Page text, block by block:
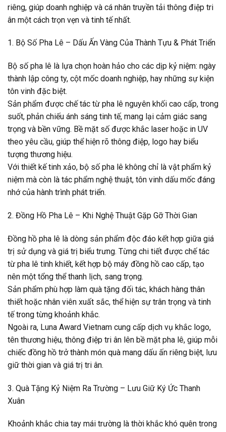
riêng, giúp doanh nghiệp và cá nhân truyền tải thông điệp tri
ân một cách trọn vẹn và tinh tế nhất.
1. Bộ Số Pha Lê – Dấu Ấn Vàng Của Thành Tựu & Phát Triển
Bộ số pha lê là lựa chọn hoàn hảo cho các dịp kỷ niệm: ngày
thành lập công ty, cột mốc doanh nghiệp, hay những sự kiện
tôn vinh đặc biệt.
Sản phẩm được chế tác từ pha lê nguyên khối cao cấp, trong
suốt, phản chiếu ánh sáng tinh tế, mang lại cảm giác sang
trọng và bền vững. Bề mặt số được khắc laser hoặc in UV
theo yêu cầu, giúp thể hiện rõ thông điệp, logo hay biểu
tượng thương hiệu.
Với thiết kế tinh xảo, bộ số pha lê không chỉ là vật phẩm kỷ
niệm mà còn là tác phẩm nghệ thuật, tôn vinh dấu mốc đáng
nhớ của hành trình phát triển.
2. Đồng Hồ Pha Lê – Khi Nghệ Thuật Gặp Gỡ Thời Gian
Đồng hồ pha lê là dòng sản phẩm độc đáo kết hợp giữa giá
trị sử dụng và giá trị biểu trưng. Từng chi tiết được chế tác
từ pha lê tinh khiết, kết hợp bộ máy đồng hồ cao cấp, tạo
nên một tổng thể thanh lịch, sang trọng.
Sản phẩm phù hợp làm quà tặng đối tác, khách hàng thân
thiết hoặc nhân viên xuất sắc, thể hiện sự trân trọng và tinh
tế trong từng khoảnh khắc.
Ngoài ra, Luna Award Vietnam cung cấp dịch vụ khắc logo,
tên thương hiệu, thông điệp tri ân lên bề mặt pha lê, giúp mỗi
chiếc đồng hồ trở thành món quà mang dấu ấn riêng biệt, lưu
giữ thời gian và giá trị tri ân.
3. Quà Tặng Kỷ Niệm Ra Trường – Lưu Giữ Ký Ức Thanh
Xuân
Khoảnh khắc chia tay mái trường là thời khắc khó quên trong